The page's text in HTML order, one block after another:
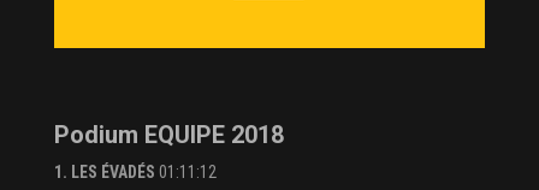
Podium EQUIPE 2018
1. LES ÉVADÉS 01:11:12